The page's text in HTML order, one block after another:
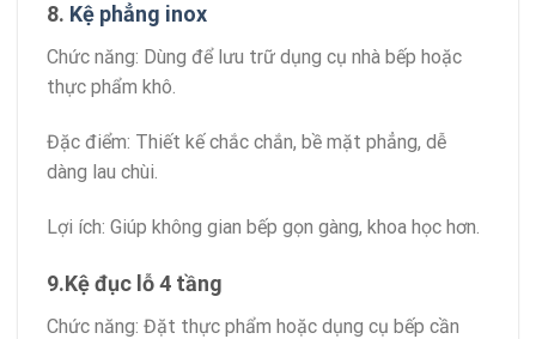
8. Kệ phẳng inox
Chức năng: Dùng để lưu trữ dụng cụ nhà bếp hoặc
thực phẩm khô.
Đặc điểm: Thiết kế chắc chắn, bề mặt phẳng, dễ
dàng lau chùi.
Lợi ích: Giúp không gian bếp gọn gàng, khoa học hơn.
9.Kệ đục lỗ 4 tầng
Chức năng: Đặt thực phẩm hoặc dụng cụ bếp cần